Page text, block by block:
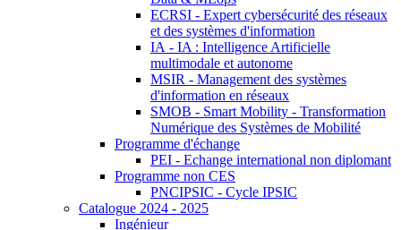
ECRSI - Expert cybersécurité des réseaux
et des systèmes d'information
IA - IA : Intelligence Artificielle
multimodale et autonome
MSIR - Management des systèmes
d'information en réseaux
SMOB - Smart Mobility - Transformation
Numérique des Systèmes de Mobilité
Programme d'échange
PEI - Echange international non diplomant
Programme non CES
PNCIPSIC - Cycle IPSIC
Catalogue 2024 - 2025
Ingénieur